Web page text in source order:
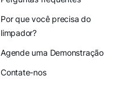
Por que você precisa do
limpador?
Agende uma Demonstração
Contate-nos